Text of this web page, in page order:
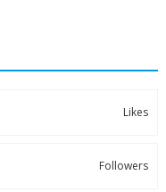
Likes
Followers